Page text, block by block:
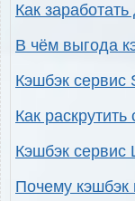
Как
В чём выгода
Кэшбэк сервис
Как
Кэшбэк сервис
Почему кэшбэк